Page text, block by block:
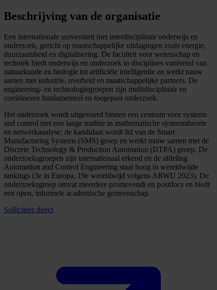
Beschrijving van de organisatie
Een internationale universiteit met interdisciplinair onderwijs en
onderzoek, gericht op maatschappelijke uitdagingen zoals energie,
duurzaamheid en digitalisering. De faculteit voor wetenschap en
techniek biedt onderwijs en onderzoek in disciplines variërend van
natuurkunde en biologie tot artificiële intelligentie en werkt nauw
samen met industrie, overheid en maatschappelijke partners. De
engineering- en technologiegroepen zijn multidisciplinair en
combineren fundamenteel en toegepast onderzoek.
Het onderzoek wordt uitgevoerd binnen een centrum voor systems
and control met een lange traditie in mathematische systeemtheorie
en netwerkanalyse; de kandidaat wordt lid van de Smart
Manufacturing Systems (SMS) groep en werkt nauw samen met de
Discrete Technology & Production Automation (DTPA) groep. De
onderzoeksgroepen zijn internationaal erkend en de afdeling
Automation and Control Engineering staat hoog in wereldwijde
rankings (3e in Europa, 19e wereldwijd volgens ARWU 2023). De
onderzoeksgroep omvat meerdere promovendi en postdocs en biedt
een open, informele academische gemeenschap.
Solliciteer direct